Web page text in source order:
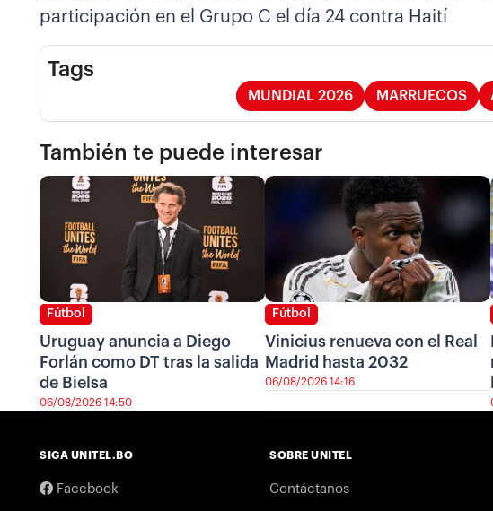
participación en el Grupo C el día 24 contra Haití
Tags
MUNDIAL 2026 MARRUECOS
También te puede interesar
Fútbol
Uruguay anuncia a Diego
Forlán como DT tras la salida
de Bielsa
06/08/2026 14:50
Fútbol
Vinicius renueva con el Real
Madrid hasta 2032
06/08/2026 14:16
SIGA UNITEL.BO
Facebook
SOBRE UNITEL
Contáctanos